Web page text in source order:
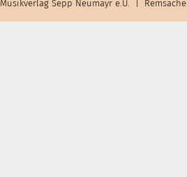
Musikverlag Sepp Neumayr e.U. |